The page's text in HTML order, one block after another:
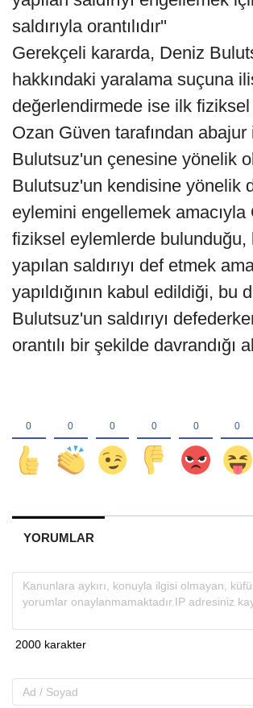
saldırıyla orantılıdır''
Gerekçeli kararda, Deniz
hakkındaki yaralama suçuna
değerlendirmede ise ilk fiziksel
Ozan Güven tarafından abajur
Bulutsuz'un çenesine yönelik
Bulutsuz'un kendisine yönelik
eylemini engellemek amacıyla
fiziksel eylemlerde bulunduğu,
yapılan saldırıyı def etmek
yapıldığının kabul edildiği, bu
Bulutsuz'un saldırıyı
orantılı bir şekilde davrandığı
YORUMLAR